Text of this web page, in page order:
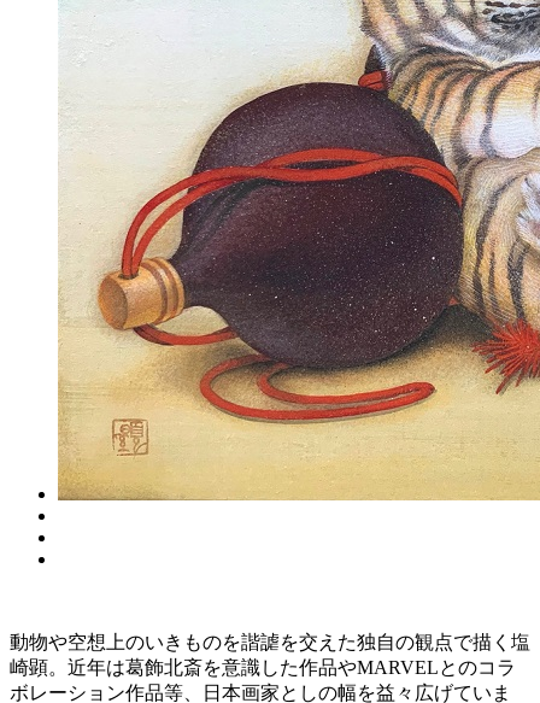
動物や空想上のいきものを諧謔を交えた独自の観点で描く塩
崎顕。近年は葛飾北斎を意識した作品やMARVELとのコラ
ボレーション作品等、日本画家としの幅を益々広げていま